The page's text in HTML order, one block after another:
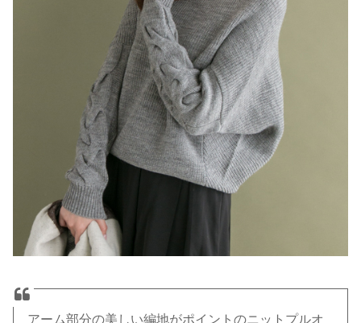
アーム部分の美しい編地がポイントのニットプルオ